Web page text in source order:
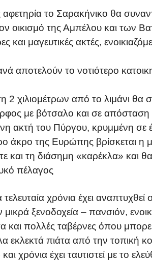
το Σαρακήνικο θα
οικισμό της Αμπέλου και των
και μαγευτικές ακτές,
αποτελούν το νοτιότερο
2 χιλιομέτρων από το λιμάνι θα
με βότσαλο και σε απόσταση
ακτή του Πύργου, κρυμμένη σε
άκρο της Ευρώπης βρίσκεται η
και τη διάσημη «καρέκλα» και
πέλαγος
χρόνια έχει αναπτυχθεί
μικρά ξενοδοχεία – πανσιόν,
και πολλές ταβέρνες όπου
εκλεκτά πιάτα από την τοπική
χρόνια έχει ταυτιστεί με το